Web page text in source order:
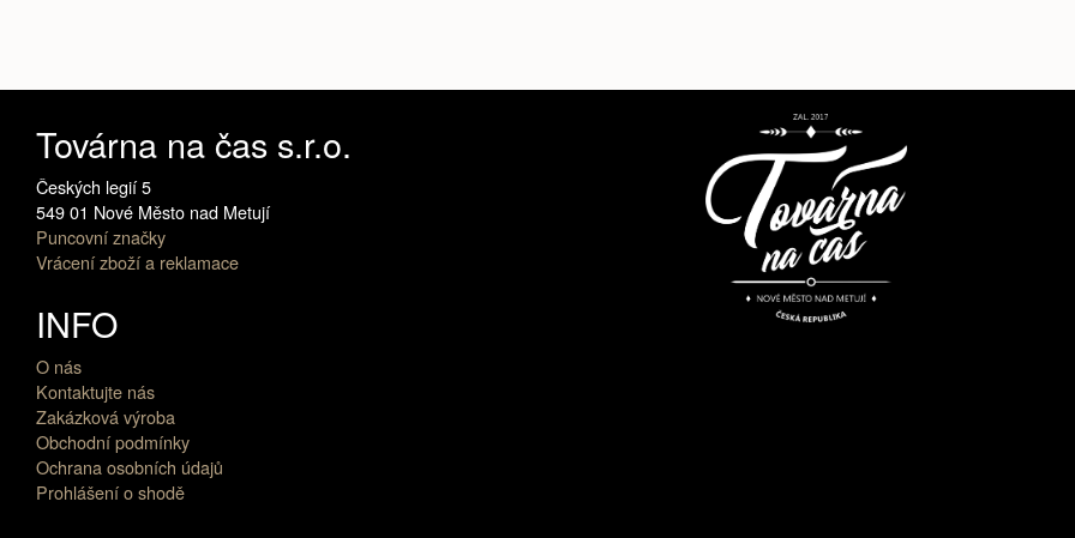
Továrna na čas s.r.o.
Českých legií 5
549 01 Nové Město nad Metují
Puncovní značky
Vrácení zboží a reklamace
INFO
O nás
Kontaktujte nás
Zakázková výroba
Obchodní podmínky
Ochrana osobních údajů
Prohlášení o shodě